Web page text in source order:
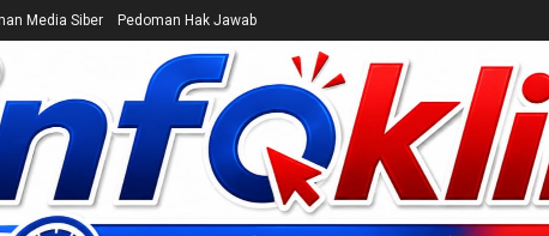
Media Siber Pedoman Hak Jawab